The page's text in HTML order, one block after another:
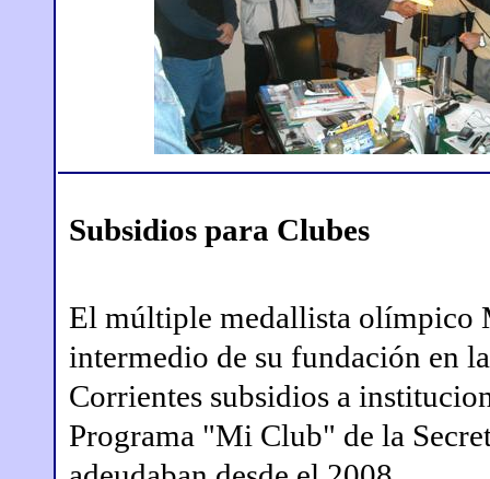
Subsidios para Clubes
El múltiple medallista olímpico
intermedio de su fundación en
Corrientes subsidios a
Programa "Mi Club" de la